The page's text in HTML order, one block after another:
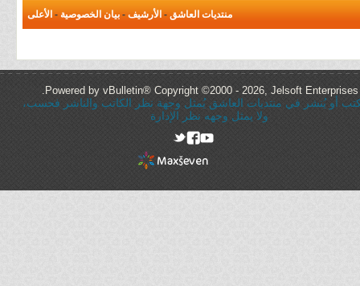
منتديات العاشق - الأرشيف - بيان الخصوصية - الأعلى
Powered by vBulletin® Copyright ©2000 - 2026, Jelsoft Enterprises
أو يُنشر في منتديات العاشق يُمثل وجهة نظر الكاتب والناشر فحسب،
ولا يمثل وجهه نظر الإدارة